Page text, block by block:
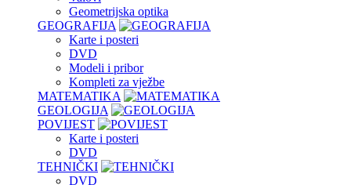
Geometrijska optika
GEOGRAFIJA
Karte i posteri
DVD
Modeli i pribor
Kompleti za vježbe
MATEMATIKA
GEOLOGIJA
POVIJEST
Karte i posteri
DVD
TEHNIČKI
DVD